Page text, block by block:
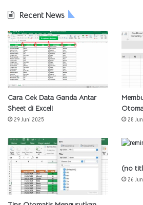
Recent News
Cara Cek Data Ganda Antar
Sheet di Excel!
29 Juni 2025 28
(no
26